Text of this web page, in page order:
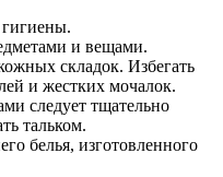
и вещами.
складок. Избегать
и жестких мочалок.
следует тщательно
тальком.
белья, изготовленного